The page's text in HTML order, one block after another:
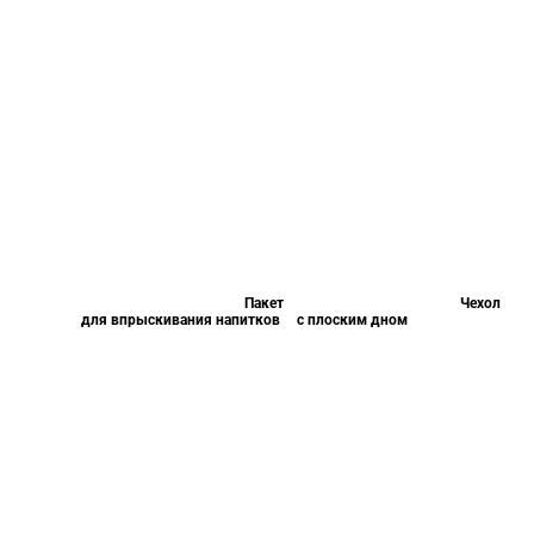
Пакет
для впрыскивания напитков
Чехол
с плоским дном